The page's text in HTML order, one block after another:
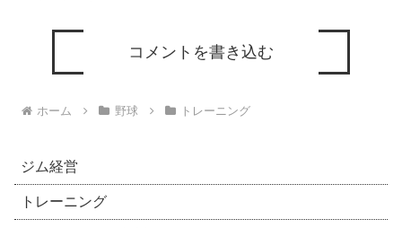
コメントを書き込む
ホーム 野球 トレーニング
ジム経営
トレーニング